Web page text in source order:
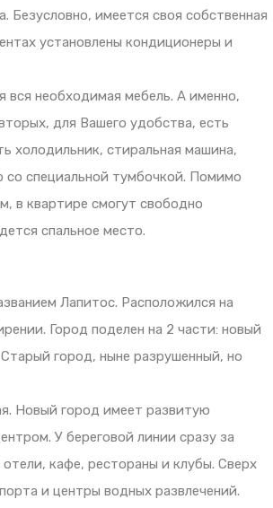
Безусловно, имеется своя собственная
установлены кондиционеры и
необходимая мебель. А именно,
для Вашего удобства, есть
холодильник, стиральная машина,
со специальной тумбочкой. Помимо
в квартире смогут свободно
спальное место.
Лапитос. Расположился на
Город поделен на 2 части: новый
город, ныне разрушенный, но
Новый город имеет развитую
У береговой линии сразу за
кафе, рестораны и клубы. Сверх
и центры водных развлечений.